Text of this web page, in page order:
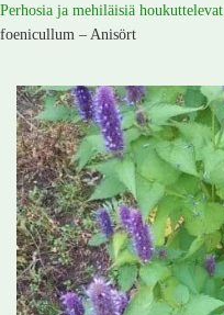
Perhosia ja mehiläisiä houkuttelevat
foenicullum – Anisört